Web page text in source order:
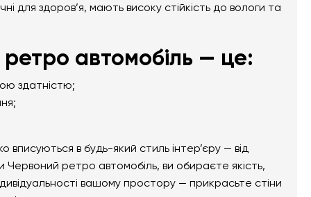
для здоров’я, мають високу стійкість до вологи та
автомобіль — це:
здатністю;
в будь-який стиль інтер’єру — від
ретро автомобіль, ви обираєте якість,
вашому простору — прикрасьте стіни